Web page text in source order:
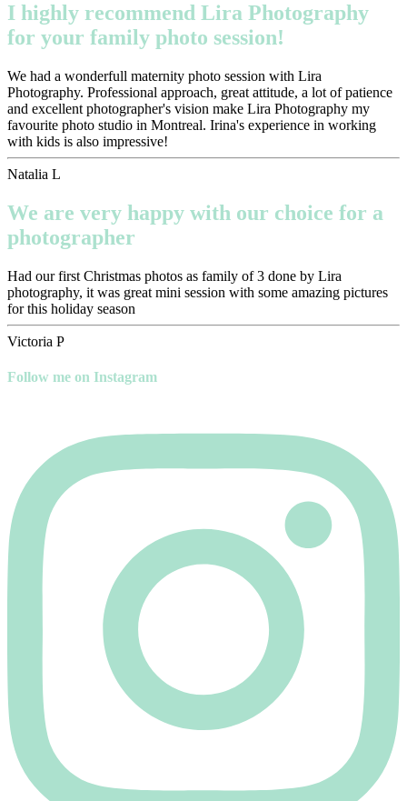
I highly recommend Lira Photography
for your family photo session!
We had a wonderfull maternity photo session with Lira
Photography. Professional approach, great attitude, a lot of patience
and excellent photographer's vision make Lira Photography my
favourite photo studio in Montreal. Irina's experience in working
with kids is also impressive!
Natalia L
We are very happy with our choice for a
photographer
Had our first Christmas photos as family of 3 done by Lira
photography, it was great mini session with some amazing pictures
for this holiday season
Victoria P
Follow me on Instagram